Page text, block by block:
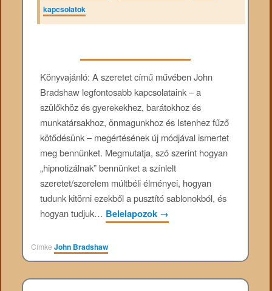
kapcsolatok
Könyvajánló: A szeretet című művében John
Bradshaw legfontosabb kapcsolataink – a
szülőkhöz és gyerekekhez, barátokhoz és
munkatársakhoz, önmagunkhoz és Istenhez fűző
kötődésünk – megértésének új módjával ismertet
meg bennünket. Megmutatja, szó szerint hogyan
„hipnotizálnak” bennünket a színlelt
szeretet/szerelem múltbéli élményei, hogyan
tudunk kitörni ezekből a pusztító sablonokból, és
hogyan tudjuk… Belelapozok →
CímkeJohn Bradshaw